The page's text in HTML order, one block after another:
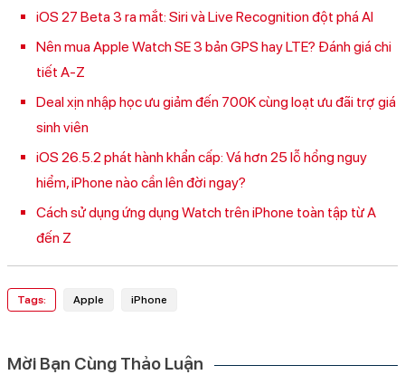
iOS 27 Beta 3 ra mắt: Siri và Live Recognition đột phá AI
Nên mua Apple Watch SE 3 bản GPS hay LTE? Đánh giá chi
tiết A-Z
Deal xịn nhập học ưu giảm đến 700K cùng loạt ưu đãi trợ giá
sinh viên
iOS 26.5.2 phát hành khẩn cấp: Vá hơn 25 lỗ hổng nguy
hiểm, iPhone nào cần lên đời ngay?
Cách sử dụng ứng dụng Watch trên iPhone toàn tập từ A
đến Z
Tags: Apple iPhone
Mời Bạn Cùng Thảo Luận